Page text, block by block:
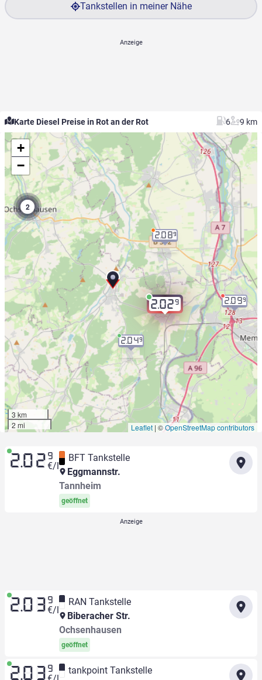
Tankstellen in meiner Nähe
Karte Diesel Preise in Rot an der Rot 6 9 km
2.029 2.099
2.089
2.049
2
+
−
3 km
2 mi
Leaflet | ©OpenStreetMap contributors
2.02 9
€/l
BFT Tankstelle
Eggmannstr.
Tannheim
geöffnet
2.03 9
€/l
RAN Tankstelle
Biberacher Str.
Ochsenhausen
geöffnet
2.03 9
tankpoint Tankstelle